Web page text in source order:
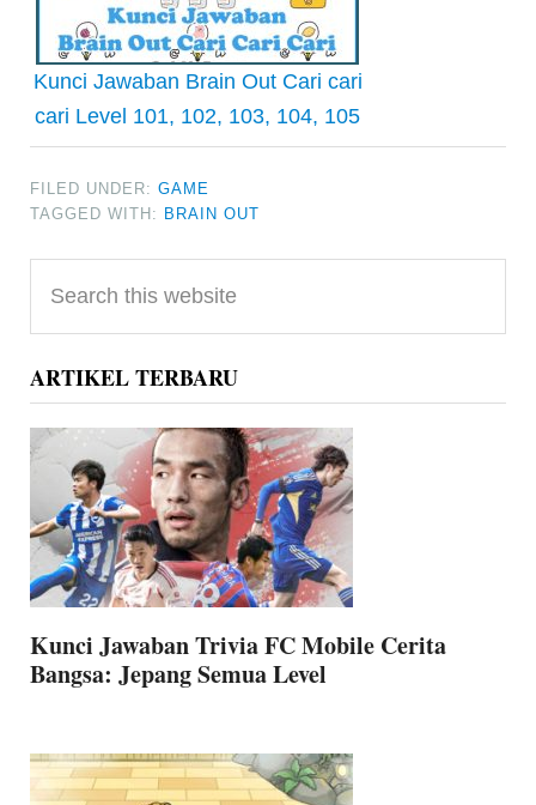
Kunci Jawaban Brain Out Cari cari
cari Level 101, 102, 103, 104, 105
FILED UNDER:GAME
TAGGED WITH: BRAIN OUT
Primary
Sidebar
this
website
ARTIKEL TERBARU
Kunci Jawaban Trivia FC Mobile Cerita
Bangsa: Jepang Semua Level